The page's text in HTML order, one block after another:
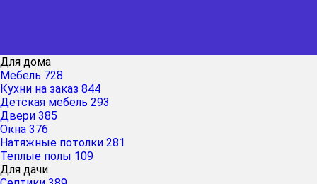
Для дома
Мебель 728
Кухни на заказ 844
Детская мебель 293
Двери 385
Окна 376
Натяжные потолки 281
Теплые полы 109
Для дачи